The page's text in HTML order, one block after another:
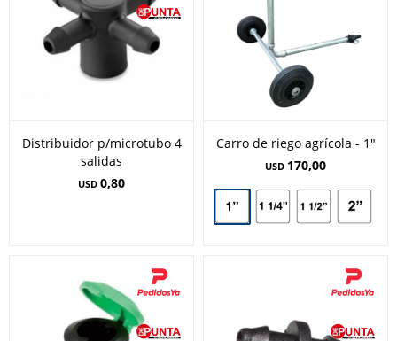
Distribuidor p/microtubo 4
salidas
USD 0,80
Carro de riego agrícola - 1"
USD 170,00